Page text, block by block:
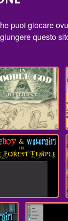
puoi giocare
questo